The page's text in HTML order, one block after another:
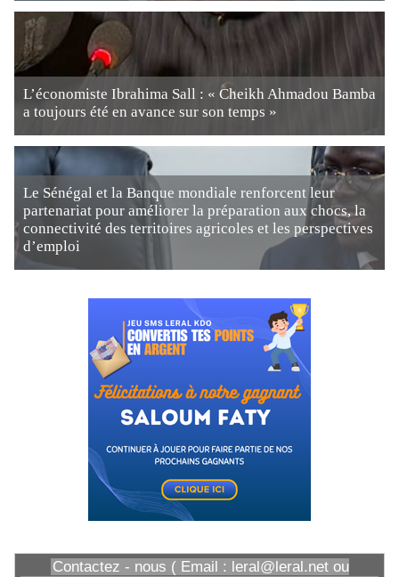
L’économiste Ibrahima Sall : « Cheikh Ahmadou Bamba
a toujours été en avance sur son temps »
Le Sénégal et la Banque mondiale renforcent leur
partenariat pour améliorer la préparation aux chocs, la
connectivité des territoires agricoles et les perspectives
d’emploi
Contactez - nous ( Email : leral@leral.net ou